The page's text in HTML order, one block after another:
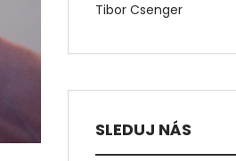
Tibor Csenger
SLEDUJ NÁS